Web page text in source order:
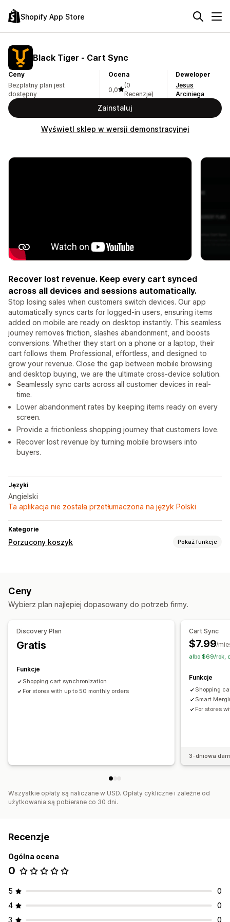
Shopify App Store
Black Tiger ‑ Cart Sync
Ceny
Bezpłatny plan jest
dostępny
Ocena
0,0
(0
Recenzje)
Deweloper
Jesus
Arciniega
Zainstaluj
Wyświetl sklep w wersji demonstracyjnej
Recover lost revenue. Keep every cart synced
across all devices and sessions automatically.
Stop losing sales when customers switch devices. Our app
automatically syncs carts for logged-in users, ensuring items
added on mobile are ready on desktop instantly. This seamless
journey removes friction, slashes abandonment, and boosts
conversions. Whether they start on a phone or a laptop, their
cart follows them. Professional, effortless, and designed to
grow your revenue. Close the gap between mobile browsing
and desktop buying, we are the ultimate cross-device solution.
Seamlessly sync carts across all customer devices in real-
time.
Lower abandonment rates by keeping items ready on every
screen.
Provide a frictionless shopping journey that customers love.
Recover lost revenue by turning mobile browsers into
buyers.
Języki
Angielski
Ta aplikacja nie została przetłumaczona na język Polski
Kategorie
Porzucony koszyk Pokaż funkcje
Ceny
Wybierz plan najlepiej dopasowany do potrzeb firmy.
Discovery Plan
Gratis
Funkcje
Shopping cart synchronization
For stores with up to 50 monthly orders
Cart Sync
$7.99/
albo $69/rok,
Funkcje
Shopping
Smart
For stores
3-dniowa
Wszystkie opłaty są naliczane w USD. Opłaty cykliczne i zależne od
użytkowania są pobierane co 30 dni.
Recenzje
Ogólna ocena
0
5
0
4
0
3
0